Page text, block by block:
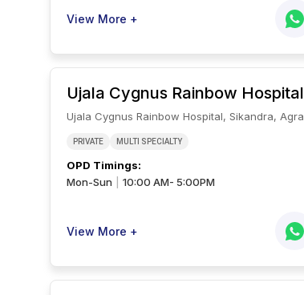
View More +
Ujala Cygnus Rainbow Hospital
Ujala Cygnus Rainbow Hospital, Sikandra, Agra
PRIVATE MULTI SPECIALTY
OPD Timings:
Mon-Sun
10:00 AM- 5:00PM
View More +